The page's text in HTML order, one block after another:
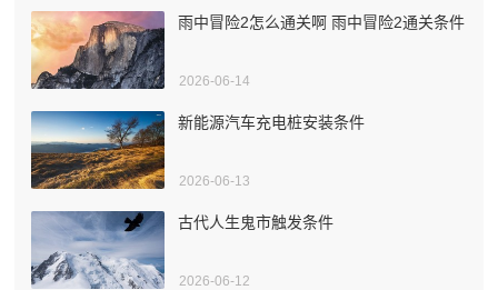
雨中冒险2怎么通关啊 雨中冒险2通关条件
2026-06-14
新能源汽车充电桩安装条件
2026-06-13
古代人生鬼市触发条件
2026-06-12